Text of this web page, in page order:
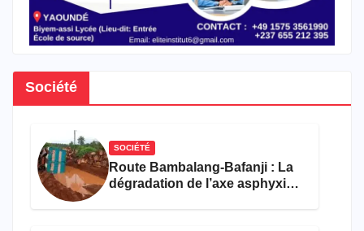
Société
SOCIÉTÉ
Route Bambalang-Bafanji : La
dégradation de l’axe asphyxie